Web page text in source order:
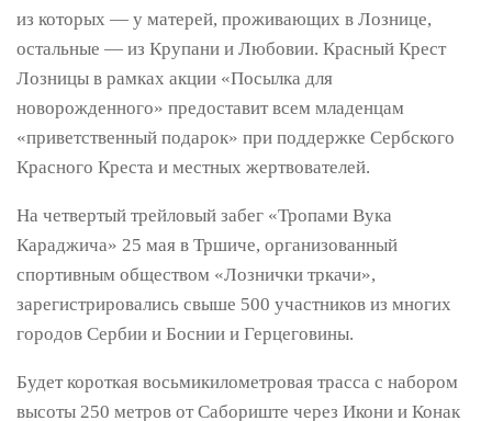
из которых — у матерей, проживающих в Лознице,
остальные — из Крупани и Любовии. Красный Крест
Лозницы в рамках акции «Посылка для
новорожденного» предоставит всем младенцам
«приветственный подарок» при поддержке Сербского
Красного Креста и местных жертвователей.
На четвертый трейловый забег «Тропами Вука
Караджича» 25 мая в Тршиче, организованный
спортивным обществом «Лознички тркачи»,
зарегистрировались свыше 500 участников из многих
городов Сербии и Боснии и Герцеговины.
Будет короткая восьмикилометровая трасса с набором
высоты 250 метров от Сабориште через Икони и Конак